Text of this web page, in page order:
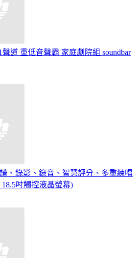
道 重低音聲霸 家庭劇院組 soundbar
、錄影、錄音、智慧評分、多重練唱
吋觸控液晶螢幕)